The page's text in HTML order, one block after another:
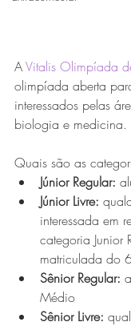
A Vitalis Olimpíada
olimpíada aberta
interessados pelas
biologia e medicina.
Quais são as
Júnior Regular:
Júnior Livre:
interessada em
categoria Junior
matriculada do
Sênior Regular:
Médio
Sênior Livre: